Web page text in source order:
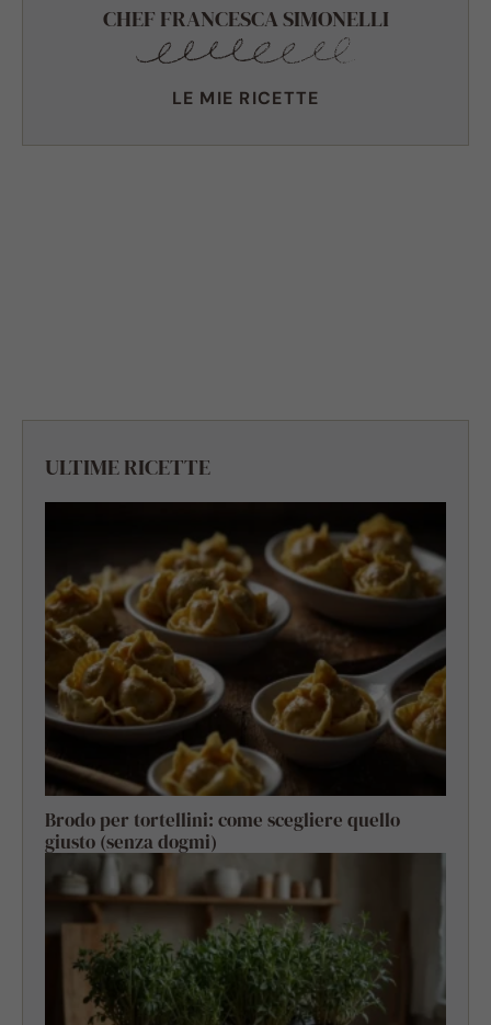
CHEF FRANCESCA SIMONELLI
LE MIE RICETTE
ULTIME RICETTE
Brodo per tortellini: come scegliere quello
giusto (senza dogmi)